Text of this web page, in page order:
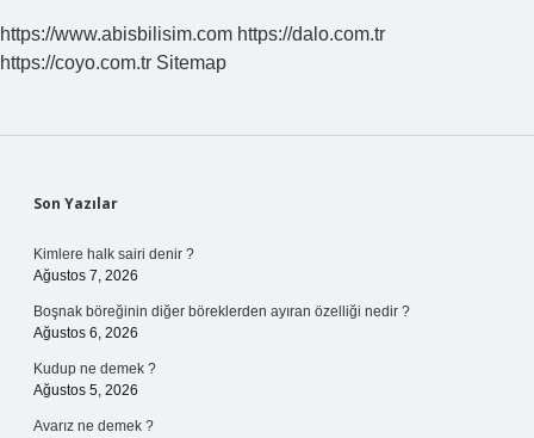
https://www.abisbilisim.com https://dalo.com.tr
https://coyo.com.tr Sitemap
Sidebar
Son Yazılar
Kimlere halk sairi denir ?
Ağustos 7, 2026
Boşnak böreğinin diğer böreklerden ayıran özelliği nedir ?
Ağustos 6, 2026
Kudup ne demek ?
Ağustos 5, 2026
Avarız ne demek ?